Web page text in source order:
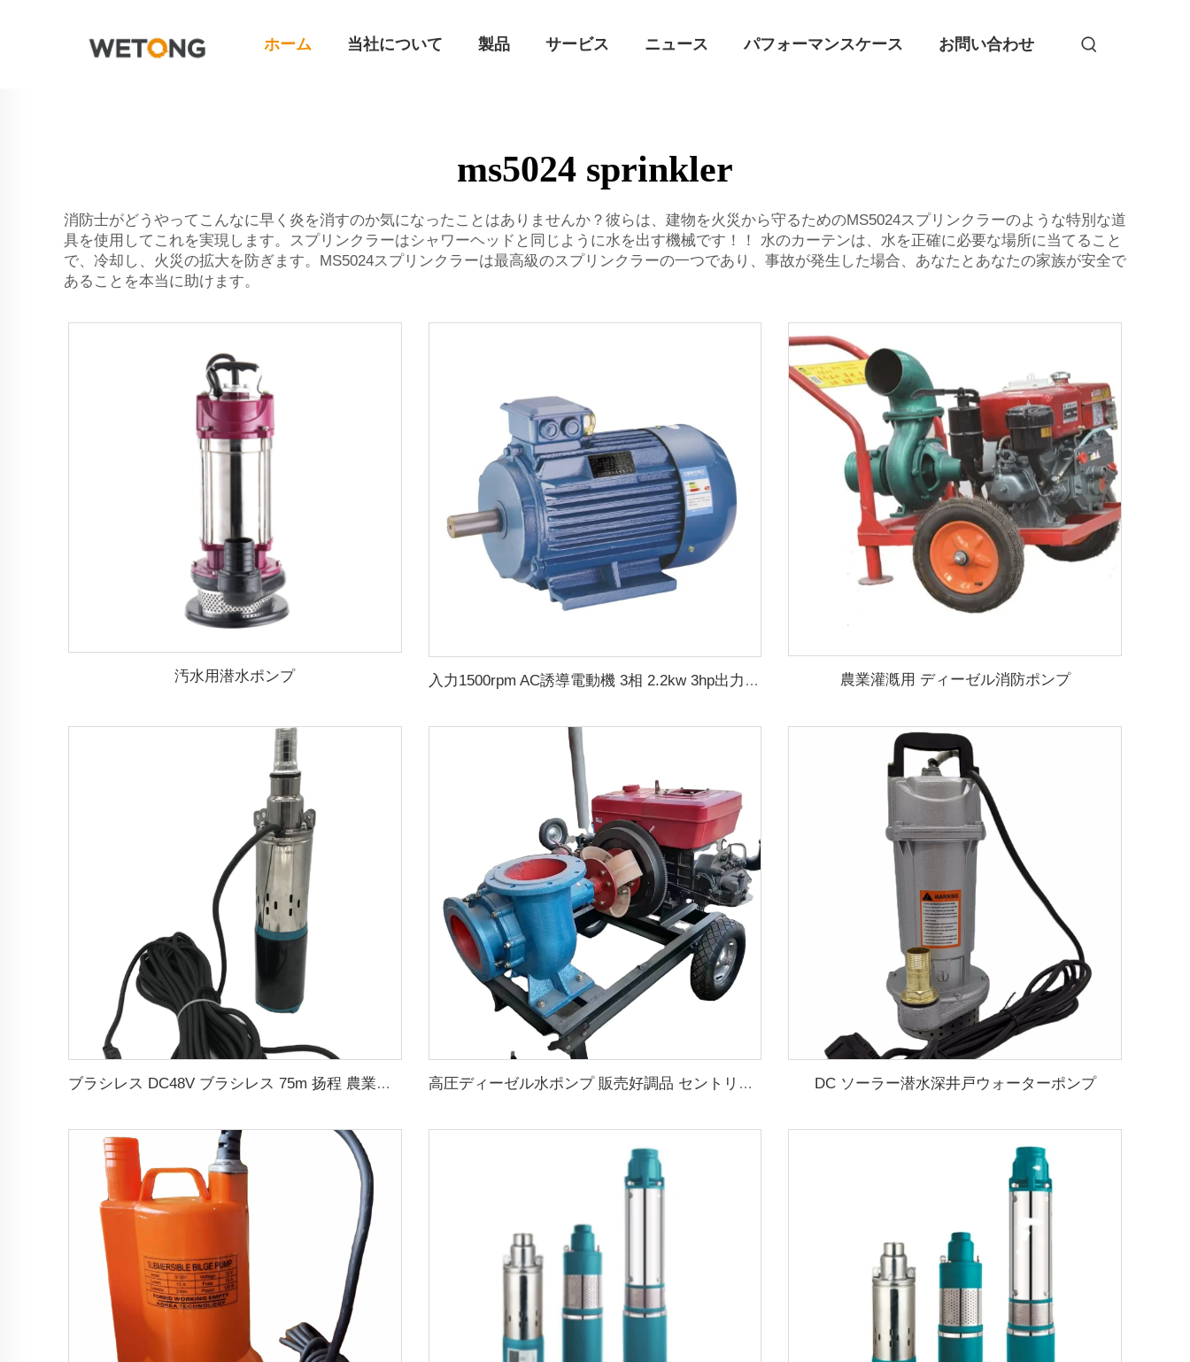
ホーム 当社について 製品 サービス ニュース パフォーマンスケース お問い合わせ
ms5024 sprinkler
消防士がどうやってこんなに早く炎を消すのか気になったことはありませんか？彼らは、建物を火災から守るためのMS5024スプリンクラーのような特別な道
具を使用してこれを実現します。スプリンクラーはシャワーヘッドと同じように水を出す機械です！！ 水のカーテンは、水を正確に必要な場所に当てること
で、冷却し、火災の拡大を防ぎます。MS5024スプリンクラーは最高級のスプリンクラーの一つであり、事故が発生した場合、あなたとあなたの家族が安全で
あることを本当に助けます。
汚水用潜水ポンプ 入力1500rpm AC誘導電動機 3相 2.2kw 3hp出力 三相発電機 アルテネーター用 農業灌漑用 ディーゼル消防ポンプ
ブラシレス DC48V ブラシレス 75m 扬程 農業灌漑用潜水ソーラースクリューポンプ 高圧ディーゼル水ポンプ 販売好調品 セントリフューガルポンプ 農業灌漑用 DC ソーラー潜水深井戸ウォーターポンプ